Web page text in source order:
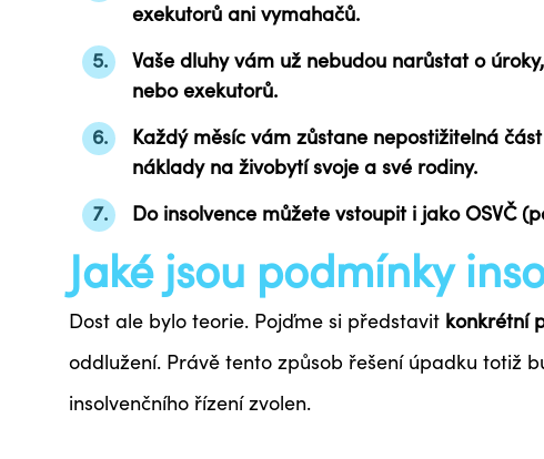
exekutorů ani vymahačů.
Vaše dluhy vám už nebudou narůstato
nebo exekutorů.
Každý měsíc vám zůstane nepostižitelná
náklady na živobytí svoje a své rodiny.
Do insolvence můžete vstoupit i jako OSVČ
Jaké jsou podmínky
Dost ale bylo teorie. Pojďme si představit konkrétní
oddlužení. Právě tento způsob řešení úpadku totiž
insolvenčního řízení zvolen.